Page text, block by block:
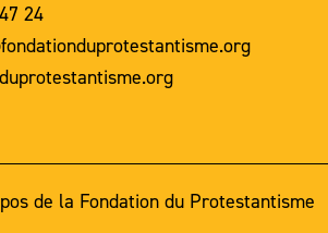
24
de la Fondation du Protestantisme